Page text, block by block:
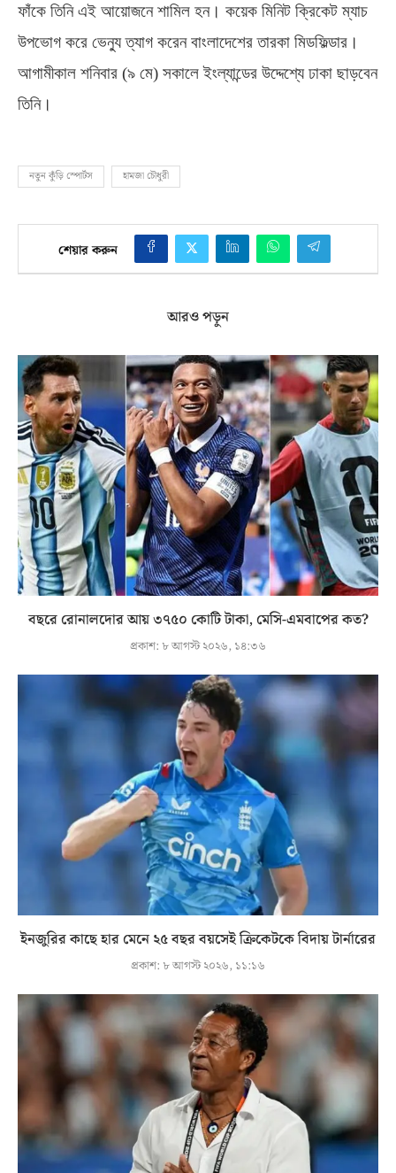
ফাঁকে তিনি এই আয়োজনে শামিল হন। কয়েক মিনিট ক্রিকেট ম্যাচ
উপভোগ করে ভেন্যু ত্যাগ করেন বাংলাদেশের তারকা মিডফিল্ডার।
আগামীকাল শনিবার (৯ মে) সকালে ইংল্যান্ডের উদ্দেশ্যে ঢাকা ছাড়বেন
তিনি।
নতুন কুঁড়ি স্পোর্টস হামজা চৌধুরী
শেয়ার করুন
আরও পড়ুন
বছরে রোনালদোর আয় ৩৭৫০ কোটি টাকা, মেসি-এমবাপের কত?
প্রকাশ: ৮ আগস্ট ২০২৬, ১৪:৩৬
ইনজুরির কাছে হার মেনে ২৫ বছর বয়সেই ক্রিকেটকে বিদায় টার্নারের
প্রকাশ: ৮ আগস্ট ২০২৬, ১১:১৬